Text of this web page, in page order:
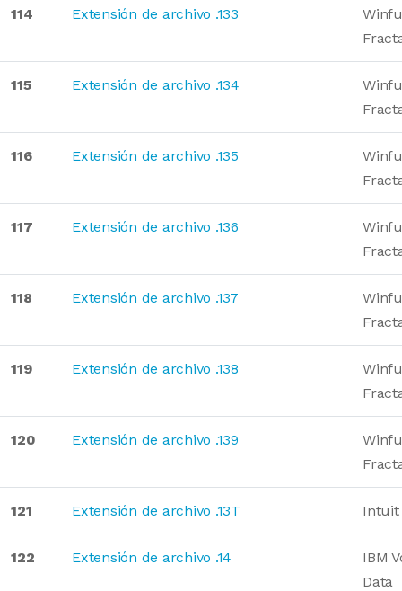
114 Extensión de archivo .133
115 Extensión de archivo .134
116 Extensión de archivo .135
117 Extensión de archivo .136
118 Extensión de archivo .137
119 Extensión de archivo .138
120 Extensión de archivo .139
121 Extensión de archivo .13T Intuit
122 Extensión de archivo .14
IBM
Data